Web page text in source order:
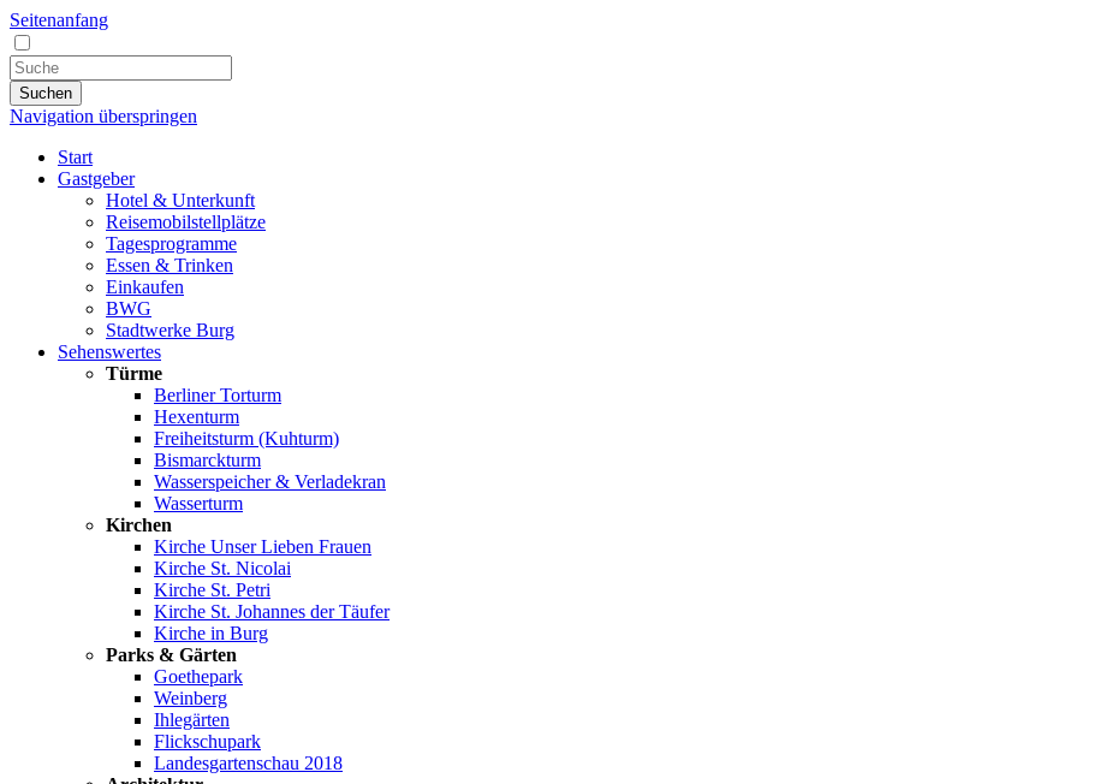
Seitenanfang
Suchen
Navigation überspringen
Start
Gastgeber
Hotel & Unterkunft
Reisemobilstellplätze
Tagesprogramme
Essen & Trinken
Einkaufen
BWG
Stadtwerke Burg
Sehenswertes
Türme
Berliner Torturm
Hexenturm
Freiheitsturm (Kuhturm)
Bismarckturm
Wasserspeicher & Verladekran
Wasserturm
Kirchen
Kirche Unser Lieben Frauen
Kirche St. Nicolai
Kirche St. Petri
Kirche St. Johannes der Täufer
Kirche in Burg
Parks & Gärten
Goethepark
Weinberg
Ihlegärten
Flickschupark
Landesgartenschau 2018